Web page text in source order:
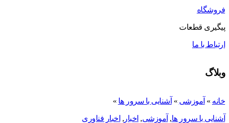
فروشگاه
پیگیری قطعات
ارتباط با ما
وبلاگ
خانه » آموزشی » آشنایی با سرور ها »
آشنایی با سرور ها, آموزشی, اخبار , اخبار فناوری